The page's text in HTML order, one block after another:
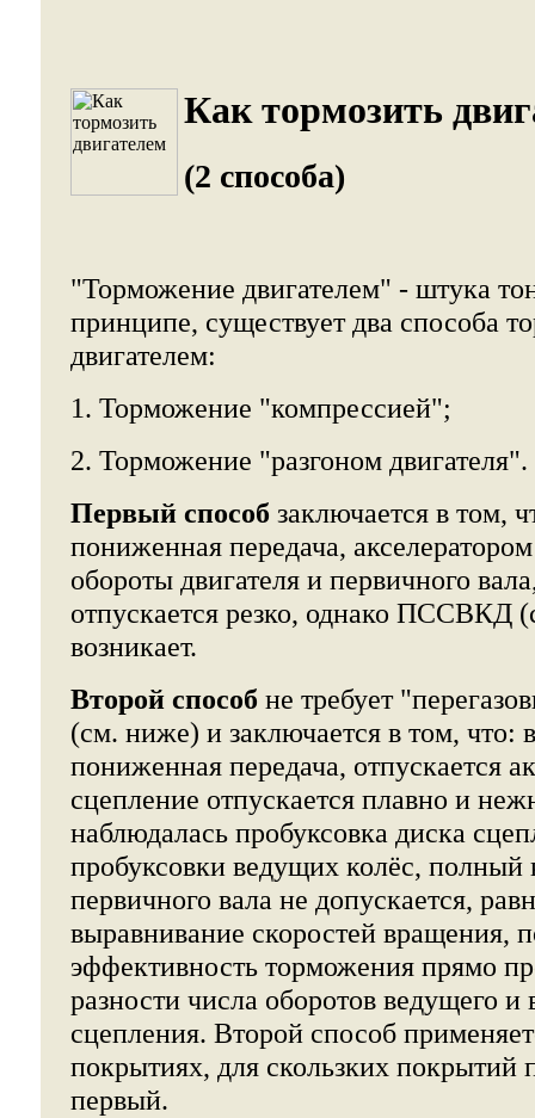
Как тормозить
(2 способа)
"Торможение двигателем" - штука
принципе, существует два способа
двигателем:
1. Торможение "компрессией";
2. Торможение "разгоном двигателя".
Первый способ заключается в том,
пониженная передача,
обороты двигателя и первичного
отпускается резко, однако ПССВКД
возникает.
Второй способ не требует
(см. ниже) и заключается в том, что:
пониженная передача, отпускается
сцепление отпускается плавно и
наблюдалась пробуксовка диска
пробуксовки ведущих колёс, полный
первичного вала не допускается,
выравнивание скоростей вращения,
эффективность торможения прямо
разности числа оборотов ведущего и
сцепления. Второй способ
покрытиях, для скользких покрытий
первый.